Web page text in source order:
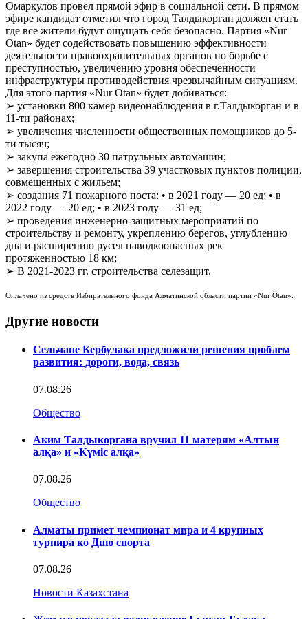
Омаркулов провёл прямой эфир в социальной сети. В прямом
эфире кандидат отметил что город Талдыкорган должен стать
где все жители будут ощущать себя безопасно. Партия «Nur
Otan» будет содействовать повышению эффективности
деятельности правоохранительных органов по борьбе с
преступностью, увеличению уровня обеспеченности
инфраструктуры противодействия чрезвычайным ситуациям.
Для этого партия «Nur Otan» будет добиваться:
➢ установки 800 камер видеонаблюдения в г.Талдыкорган и в
11-ти районах;
➢ увеличения численности общественных помощников до 5-
ти тысяч;
➢ закупа ежегодно 30 патрульных автомашин;
➢ завершения строительства 39 участковых пунктов полиции,
совмещенных с жильем;
➢ создания 71 пожарного поста: • в 2021 году — 20 ед; • в
2022 году — 20 ед; • в 2023 году — 31 ед;
➢ проведения инженерно-защитных мероприятий по
строительству и ремонту, укреплению берегов, углублению
дна и расширению русел паводкоопасных рек
протяженностью 18 км;
➢ В 2021-2023 гг. строительства селезащит.
Оплачено из средств Избирательного фонда Алматинской области партии «Nur Otan».
Другие новости
Сельчане Кербулака предложили решения проблем
развития: дороги, вода, связь
07.08.26
Общество
Аким Талдыкоргана вручил 11 матерям «Алтын
алқа» и «Күміс алқа»
07.08.26
Общество
Алматы примет чемпионат мира и 4 крупных
турнира ко Дню спорта
07.08.26
Новости Казахстана